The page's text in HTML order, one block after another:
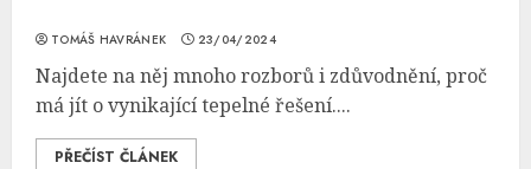
TOMÁŠ HAVRÁNEK 23/04/2024
Najdete na něj mnoho rozborů i zdůvodnění, proč
má jít o vynikající tepelné řešení....
PŘEČÍST ČLÁNEK